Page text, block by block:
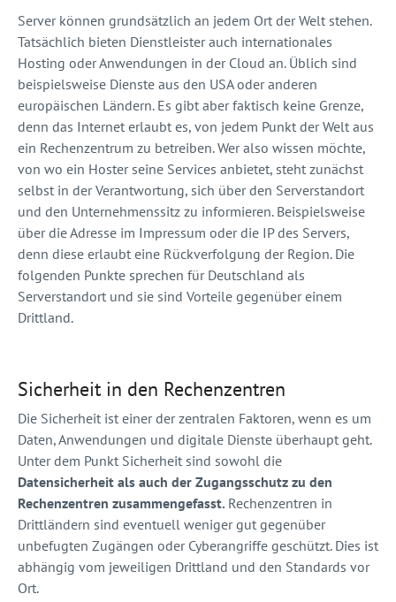
Server können grundsätzlich an jedem Ort der Welt stehen.
Tatsächlich bieten Dienstleister auch internationales
Hosting oder Anwendungen in der Cloud an. Üblich sind
beispielsweise Dienste aus den USA oder anderen
europäischen Ländern. Es gibt aber faktisch keine Grenze,
denn das Internet erlaubt es, von jedem Punkt der Welt aus
ein Rechenzentrum zu betreiben. Wer also wissen möchte,
von wo ein Hoster seine Services anbietet, steht zunächst
selbst in der Verantwortung, sich über den Serverstandort
und den Unternehmenssitz zu informieren. Beispielsweise
über die Adresse im Impressum oder die IP des Servers,
denn diese erlaubt eine Rückverfolgung der Region. Die
folgenden Punkte sprechen für Deutschland als
Serverstandort und sie sind Vorteile gegenüber einem
Drittland.
Sicherheit in den Rechenzentren
Die Sicherheit ist einer der zentralen Faktoren, wenn es um
Daten, Anwendungen und digitale Dienste überhaupt geht.
Unter dem Punkt Sicherheit sind sowohl die
Datensicherheit als auch der Zugangsschutz zu den
Rechenzentren zusammengefasst. Rechenzentren in
Drittländern sind eventuell weniger gut gegenüber
unbefugten Zugängen oder Cyberangriffe geschützt. Dies ist
abhängig vom jeweiligen Drittland und den Standards vor
Ort.